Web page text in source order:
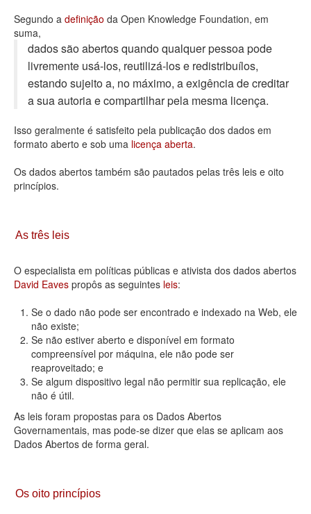
Planejamento
Catálogo de dados
Processo Legislativo
Deputados Estaduais
Administração
Legislação
Agenda
Contato
Segundo a definição da Open Knowledge Foundation, em
suma,
dados são abertos quando qualquer pessoa pode
livremente usá-los, reutilizá-los e redistribuí­los,
estando sujeito a, no máximo, a exigência de creditar
a sua autoria e compartilhar pela mesma licença.
Isso geralmente é satisfeito pela publicação dos dados em
formato aberto e sob uma licença aberta.
Os dados abertos também são pautados pelas três leis e oito
princípios.
As três leis
O especialista em políticas públicas e ativista dos dados abertos
David Eaves propôs as seguintes leis:
Se o dado não pode ser encontrado e indexado na Web, ele
não existe;
Se não estiver aberto e disponível em formato
compreensível por máquina, ele não pode ser
reaproveitado; e
Se algum dispositivo legal não permitir sua replicação, ele
não é útil.
As leis foram propostas para os Dados Abertos
Governamentais, mas pode-se dizer que elas se aplicam aos
Dados Abertos de forma geral.
Os oito princípios